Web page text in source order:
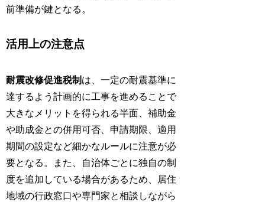
前準備が鍵となる。
活用上の注意点
耐震改修促進税制 は、一定の耐震基準に
達するよう計画的に工事を進めることで
大きなメリットを得られる半面、補助金
や助成金との併用可否、申請期限、適用
期間の設定など細かなルールに注意が必
要となる。また、自治体ごとに独自の制
度を追加している場合があるため、居住
地域の行政窓口や専門家と相談しながら